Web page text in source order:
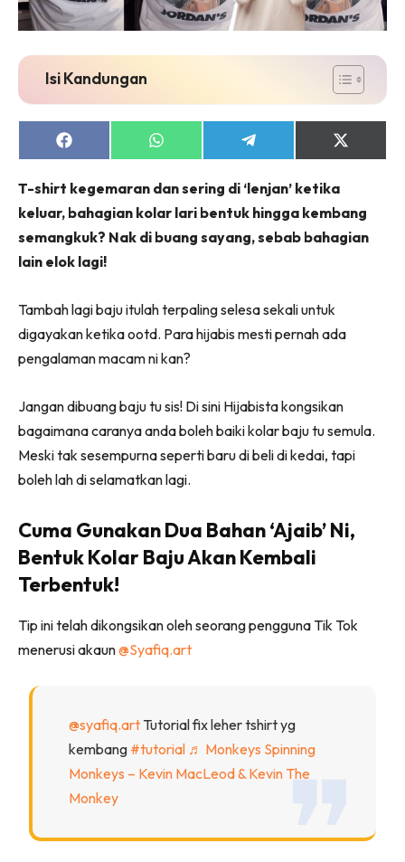
Isi Kandungan
Share
on
Share
on
Share
on
Share
on
(Twitter)
T-shirt kegemaran dan sering di ‘lenjan’ ketika
keluar, bahagian kolar lari bentuk hingga kembang
semangkuk? Nak di buang sayang, sebab bahagian
lain elok lagi!
Tambah lagi baju itulah terpaling selesa sekali untuk
digayakan ketika ootd. Para hijabis mesti pernah ada
pengalaman macam ni kan?
Jangan dibuang baju tu sis! Di sini Hijabista kongsikan
bagaimana caranya anda boleh baiki kolar baju tu semula.
Meski tak sesempurna seperti baru di beli di kedai, tapi
boleh lah di selamatkan lagi.
Cuma Gunakan Dua Bahan ‘Ajaib’ Ni,
Bentuk Kolar Baju Akan Kembali
Terbentuk!
Tip ini telah dikongsikan oleh seorang pengguna Tik Tok
menerusi akaun@Syafiq.art
@syafiq.art Tutorial fix leher tshirt yg
kembang #tutorial ♬ Monkeys Spinning
Monkeys – Kevin MacLeod & Kevin The
Monkey